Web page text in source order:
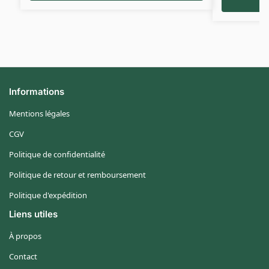
Informations
Mentions légales
CGV
Politique de confidentialité
Politique de retour et remboursement
Politique d'expédition
Liens utiles
À propos
Contact